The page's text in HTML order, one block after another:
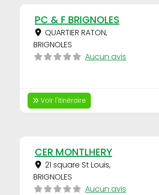
PC & F BRIGNOLES
QUARTIER RATON,
BRIGNOLES
Aucun avis
Voir l'itinéraire
CER MONTLHERY
21 square St Louis,
BRIGNOLES
Aucun avis